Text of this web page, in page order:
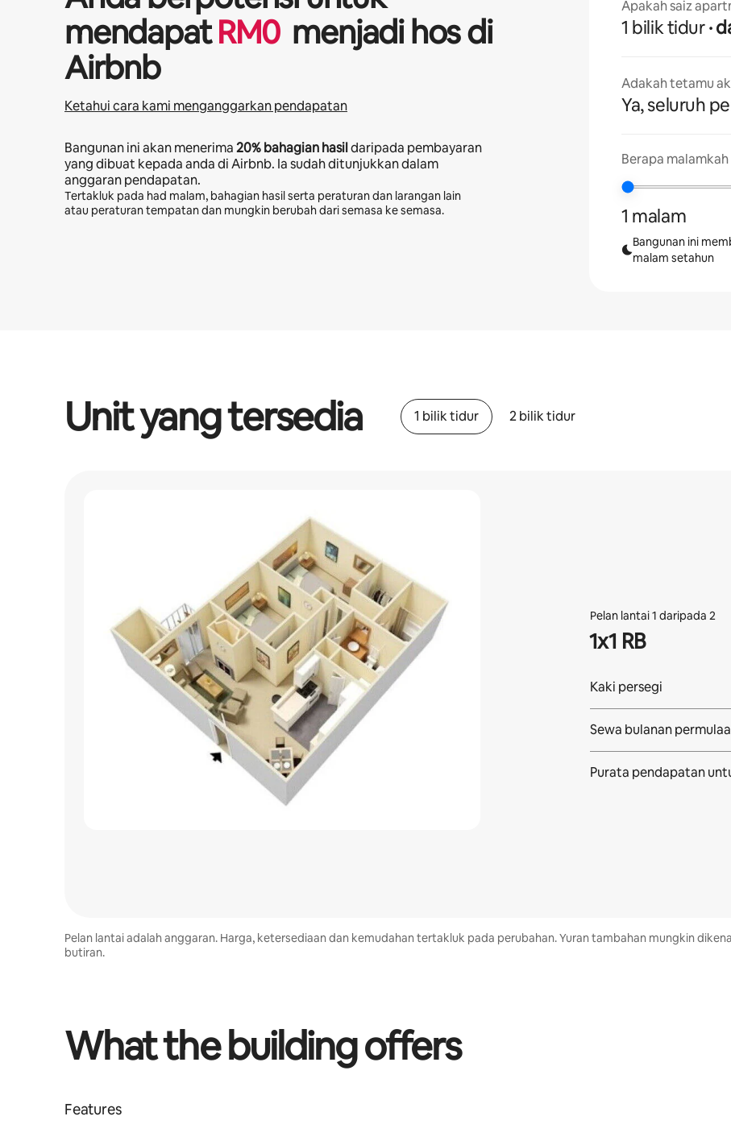
mendapat RM0 menjadi hos di
Airbnb
Ketahui cara kami menganggarkan pendapatan
Bangunan ini akan menerima20%bahagian hasildaripada pembayaran
yang dibuat kepada anda di Airbnb. Ia sudah ditunjukkan dalam
anggaran pendapatan.
Tertakluk pada had malam, bahagian hasil serta peraturan dan larangan lain
atau peraturan tempatan dan mungkin berubah dari semasa ke semasa.
Apakah saiz
1 bilik tidur ·
Adakah tetamu
Ya, seluruh
Berapa
1 malam
Bangunan ini
malam setahun
Unit yang tersedia 1 bilik tidur 2 bilik tidur
Pelan lantai 1 daripada 2
1x1 RB
Kaki persegi
Sewa bulanan
Purata pendapatan
Pelan lantai adalah anggaran. Harga, ketersediaan dan kemudahan tertakluk pada perubahan. Yuran tambahan mungkin
butiran.
What the building offers
Features